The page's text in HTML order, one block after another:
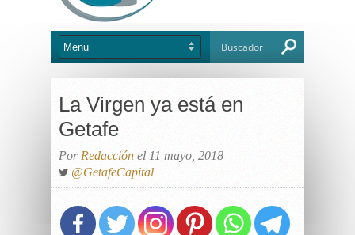
La Virgen ya está en
Getafe
Por Redacción el 11 mayo, 2018
@GetafeCapital